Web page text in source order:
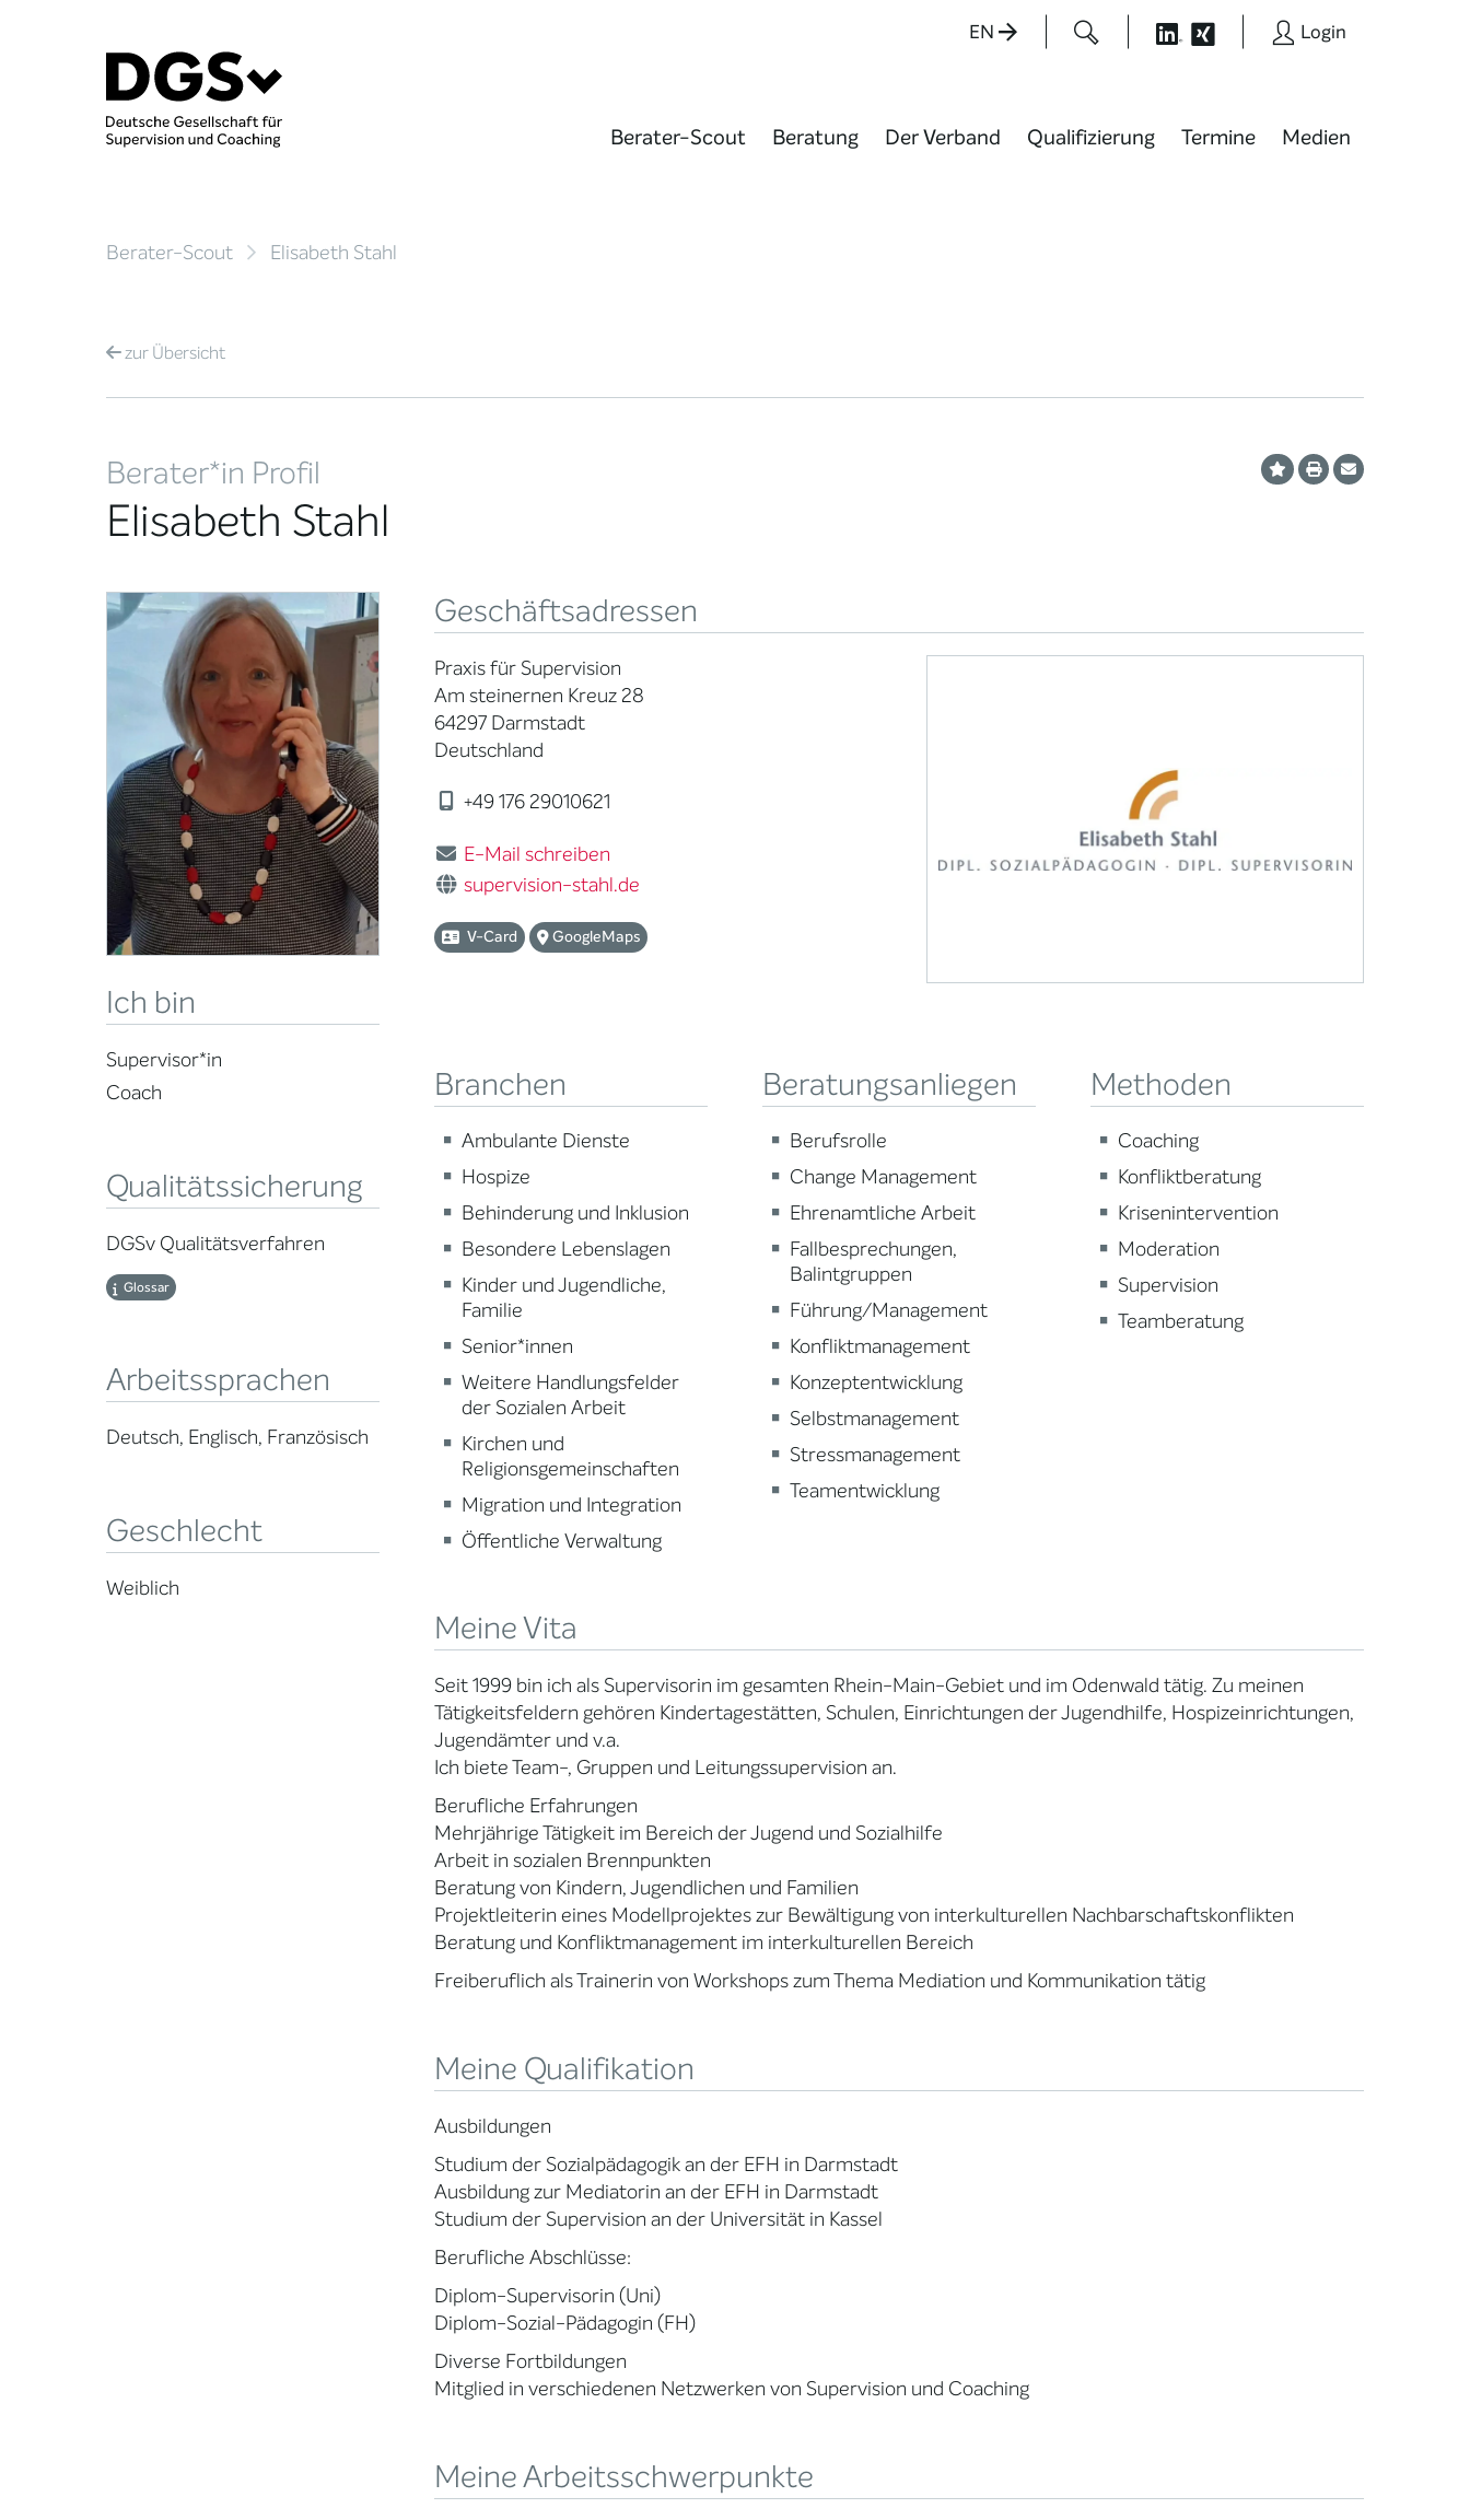
EN Login
Berater-Scout Beratung Der Verband Qualifizierung Termine Medien
Berater-Scout Elisabeth Stahl
zurÜbersicht
Berater*in Profil
Elisabeth Stahl
Ich bin
Supervisor*in
Coach
Qualitätssicherung
DGSv Qualitätsverfahren
Glossar
Arbeitssprachen
Deutsch, Englisch, Französisch
Geschlecht
Weiblich
Geschäftsadressen
Praxis für Supervision
Am steinernen Kreuz 28
64297 Darmstadt
Deutschland
+49 176 29010621
E-Mail schreiben
supervision-stahl.de
V-Card GoogleMaps
Branchen
Ambulante Dienste
Hospize
Behinderung und Inklusion
Besondere Lebenslagen
Kinder und Jugendliche,
Familie
Senior*innen
Weitere Handlungsfelder
der Sozialen Arbeit
Kirchen und
Religionsgemeinschaften
Migration und Integration
Öffentliche Verwaltung
Beratungsanliegen
Berufsrolle
Change Management
Ehrenamtliche Arbeit
Fallbesprechungen,
Balintgruppen
Führung/Management
Konfliktmanagement
Konzeptentwicklung
Selbstmanagement
Stressmanagement
Teamentwicklung
Methoden
Coaching
Konfliktberatung
Krisenintervention
Moderation
Supervision
Teamberatung
Meine Vita
Seit 1999 bin ich als Supervisorin im gesamten Rhein-Main-Gebiet und im Odenwald tätig. Zu meinen
Tätigkeitsfeldern gehören Kindertagestätten, Schulen, Einrichtungen der Jugendhilfe, Hospizeinrichtungen,
Jugendämter und v.a.
Ich biete Team-, Gruppen und Leitungssupervision an.
Berufliche Erfahrungen
Mehrjährige Tätigkeit im Bereich der Jugend und Sozialhilfe
Arbeit in sozialen Brennpunkten
Beratung von Kindern, Jugendlichen und Familien
Projektleiterin eines Modellprojektes zur Bewältigung von interkulturellen Nachbarschaftskonflikten
Beratung und Konfliktmanagement im interkulturellen Bereich
Freiberuflich als Trainerin von Workshops zum Thema Mediation und Kommunikation tätig
Meine Qualifikation
Ausbildungen
Studium der Sozialpädagogik an der EFH in Darmstadt
Ausbildung zur Mediatorin an der EFH in Darmstadt
Studium der Supervision an der Universität in Kassel
Berufliche Abschlüsse:
Diplom-Supervisorin (Uni)
Diplom-Sozial-Pädagogin (FH)
Diverse Fortbildungen
Mitglied in verschiedenen Netzwerken von Supervision und Coaching
Meine Arbeitsschwerpunkte